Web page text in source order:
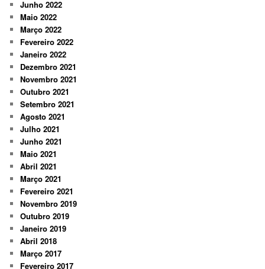
Junho 2022
Maio 2022
Março 2022
Fevereiro 2022
Janeiro 2022
Dezembro 2021
Novembro 2021
Outubro 2021
Setembro 2021
Agosto 2021
Julho 2021
Junho 2021
Maio 2021
Abril 2021
Março 2021
Fevereiro 2021
Novembro 2019
Outubro 2019
Janeiro 2019
Abril 2018
Março 2017
Fevereiro 2017